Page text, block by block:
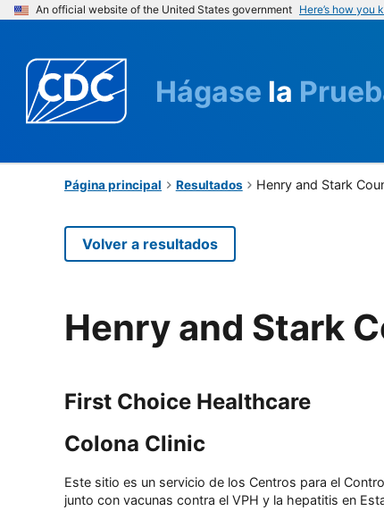
An official website of the United States government Here’s how you
Hágase la
Página principal Resultados Henry and Stark
Volver a resultados
Henry and Stark
First Choice Healthcare
Colona Clinic
Este sitio es un servicio de los Centros para el
junto con vacunas contra el VPH y la hepatitis en